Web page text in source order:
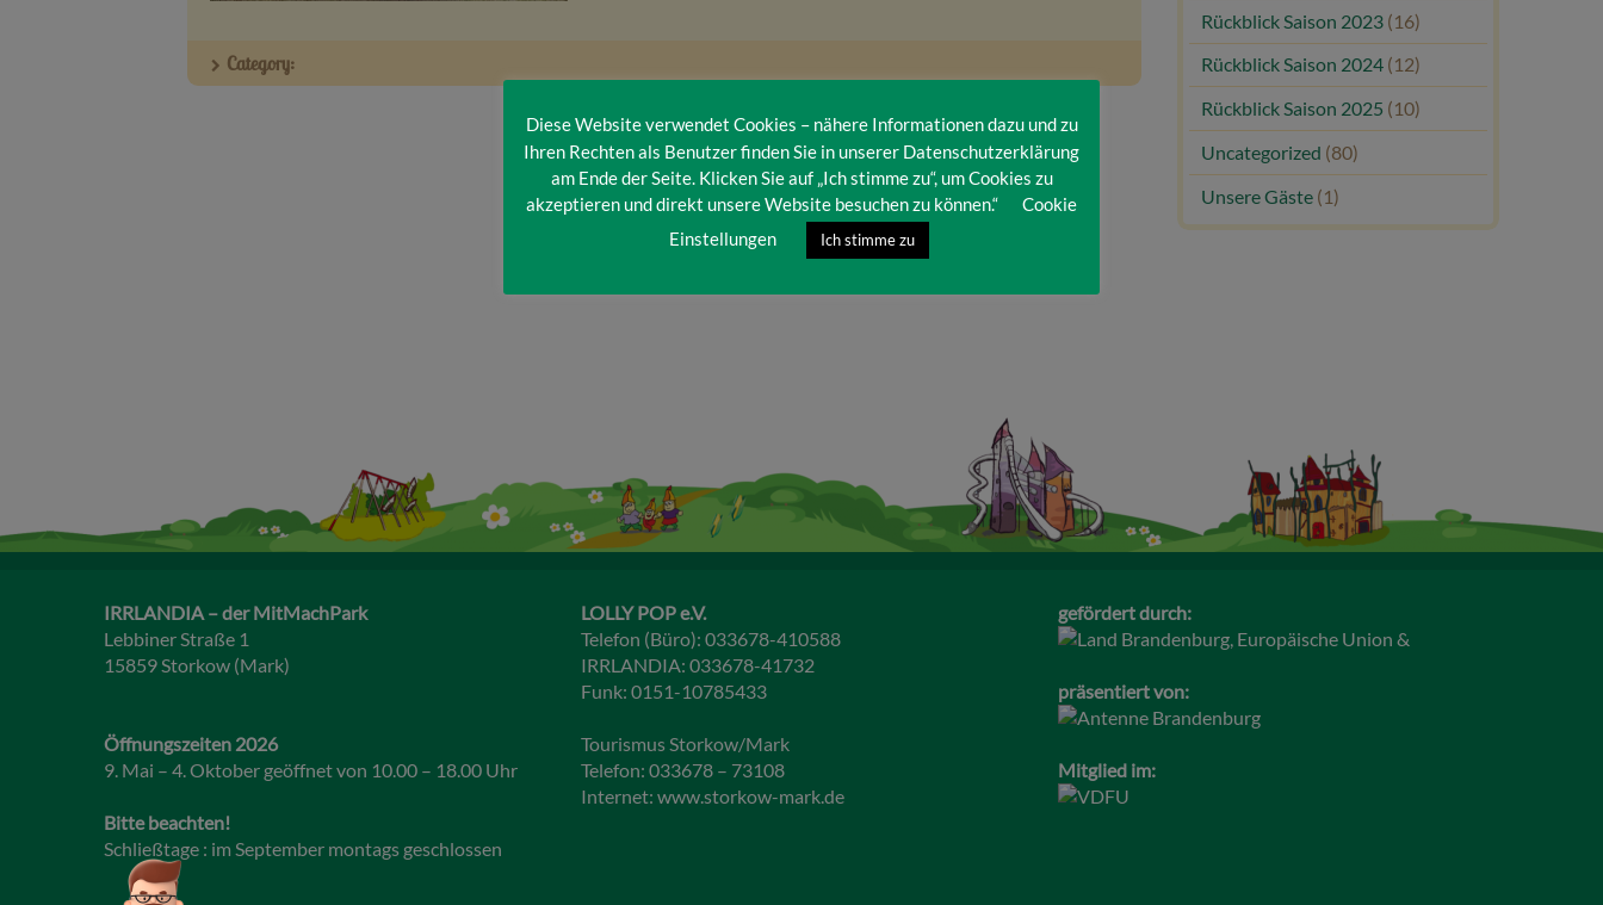
Category:
Rückblick Saison 2023 (16)
Rückblick Saison 2024 (12)
Rückblick Saison 2025 (10)
Uncategorized (80)
Unsere Gäste (1)
IRRLANDIA – der MitMachPark
Lebbiner Straße 1
15859 Storkow (Mark)
Öffnungszeiten 2026
9. Mai – 4. Oktober geöffnet von 10.00 – 18.00 Uhr
Bitte beachten!
Schließtage : im September montags geschlossen
LOLLY POP e.V.
Telefon (Büro): 033678-410588
IRRLANDIA: 033678-41732
Funk: 0151-10785433
Tourismus Storkow/Mark
Telefon: 033678 – 73108
Internet: www.storkow-mark.de
gefördert durch:
präsentiert von:
Mitglied im:
Diese Website verwendet Cookies – nähere Informationen dazu und zu
Ihren Rechten als Benutzer finden Sie in unserer Datenschutzerklärung
am Ende der Seite. Klicken Sie auf „Ich stimme zu“, um Cookies zu
akzeptieren und direkt unsere Website besuchen zu können.“
Cookie
Einstellungen
Ich stimme zu